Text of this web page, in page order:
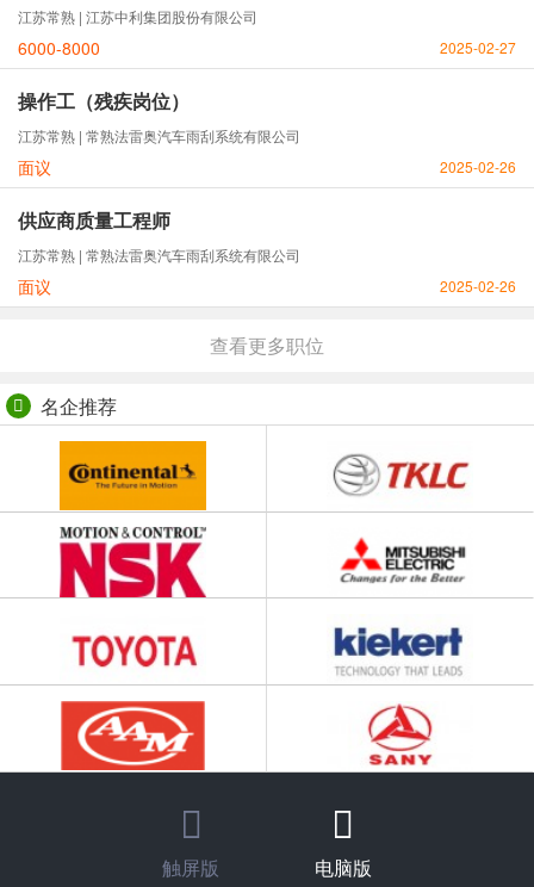
江苏常熟 | 江苏中利集团股份有限公司
6000-8000 2025-02-27
操作工（残疾岗位）
江苏常熟 | 常熟法雷奥汽车雨刮系统有限公司
面议 2025-02-26
供应商质量工程师
江苏常熟 | 常熟法雷奥汽车雨刮系统有限公司
面议 2025-02-26
查看更多职位
名企推荐
触屏版 电脑版